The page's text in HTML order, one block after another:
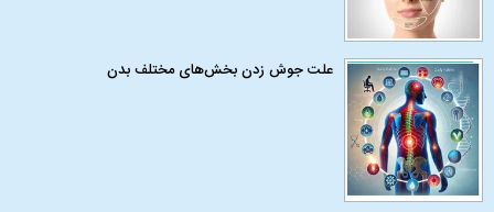
علت جوش زدن بخش‌های مختلف بدن